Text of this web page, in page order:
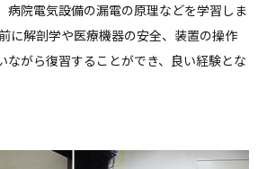
病院電気設備の漏電の原理などを学習しま
解剖学や医療機器の安全、装置の操作
ながら復習することができ、良い経験とな